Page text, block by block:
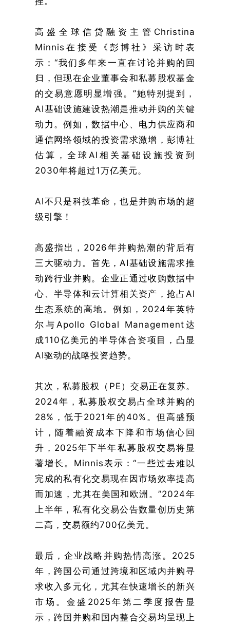
高盛全球信贷融资主管Christina
Minnis在接受《彭博社》采访时表
示：“我们多年来一直在讨论并购的回
归，但现在企业董事会和私募股权基金
的交易意愿明显增强。”她特别提到，
AI基础设施建设热潮是推动并购的关键
动力。例如，数据中心、电力供应商和
通信网络领域的投资需求激增，彭博社
估算，全球AI相关基础设施投资到
2030年将超过1万亿美元。
AI不只是科技革命，也是并购市场的超
级引擎！
高盛指出，2026年并购热潮的背后有
三大驱动力。首先，AI基础设施需求推
动跨行业并购。企业正通过收购数据中
心、半导体和云计算相关资产，抢占AI
生态系统的高地。例如，2024年英特
尔与Apollo Global Management达
成110亿美元的半导体合资项目，凸显
AI驱动的战略投资趋势。
其次，私募股权（PE）交易正在复苏。
2024年，私募股权交易占全球并购的
28%，低于2021年的40%。但高盛预
计，随着融资成本下降和市场信心回
升，2025年下半年私募股权交易将显
著增长。Minnis表示：“一些过去难以
完成的私有化交易现在因市场效率提高
而加速，尤其在美国和欧洲。”2024年
上半年，私有化交易公告数量创历史第
二高，交易额约700亿美元。
最后，企业战略并购热情高涨。2025
年，跨国公司通过跨境和区域内并购寻
求收入多元化，尤其在快速增长的新兴
市场。金盛2025年第二季度报告显
示，跨国并购和国内整合交易均呈现上